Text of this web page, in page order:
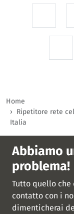
Home
Ripetitore rete
Italia
Abbiamo
problema!
Tutto quello
contatto con i
dimenticherai